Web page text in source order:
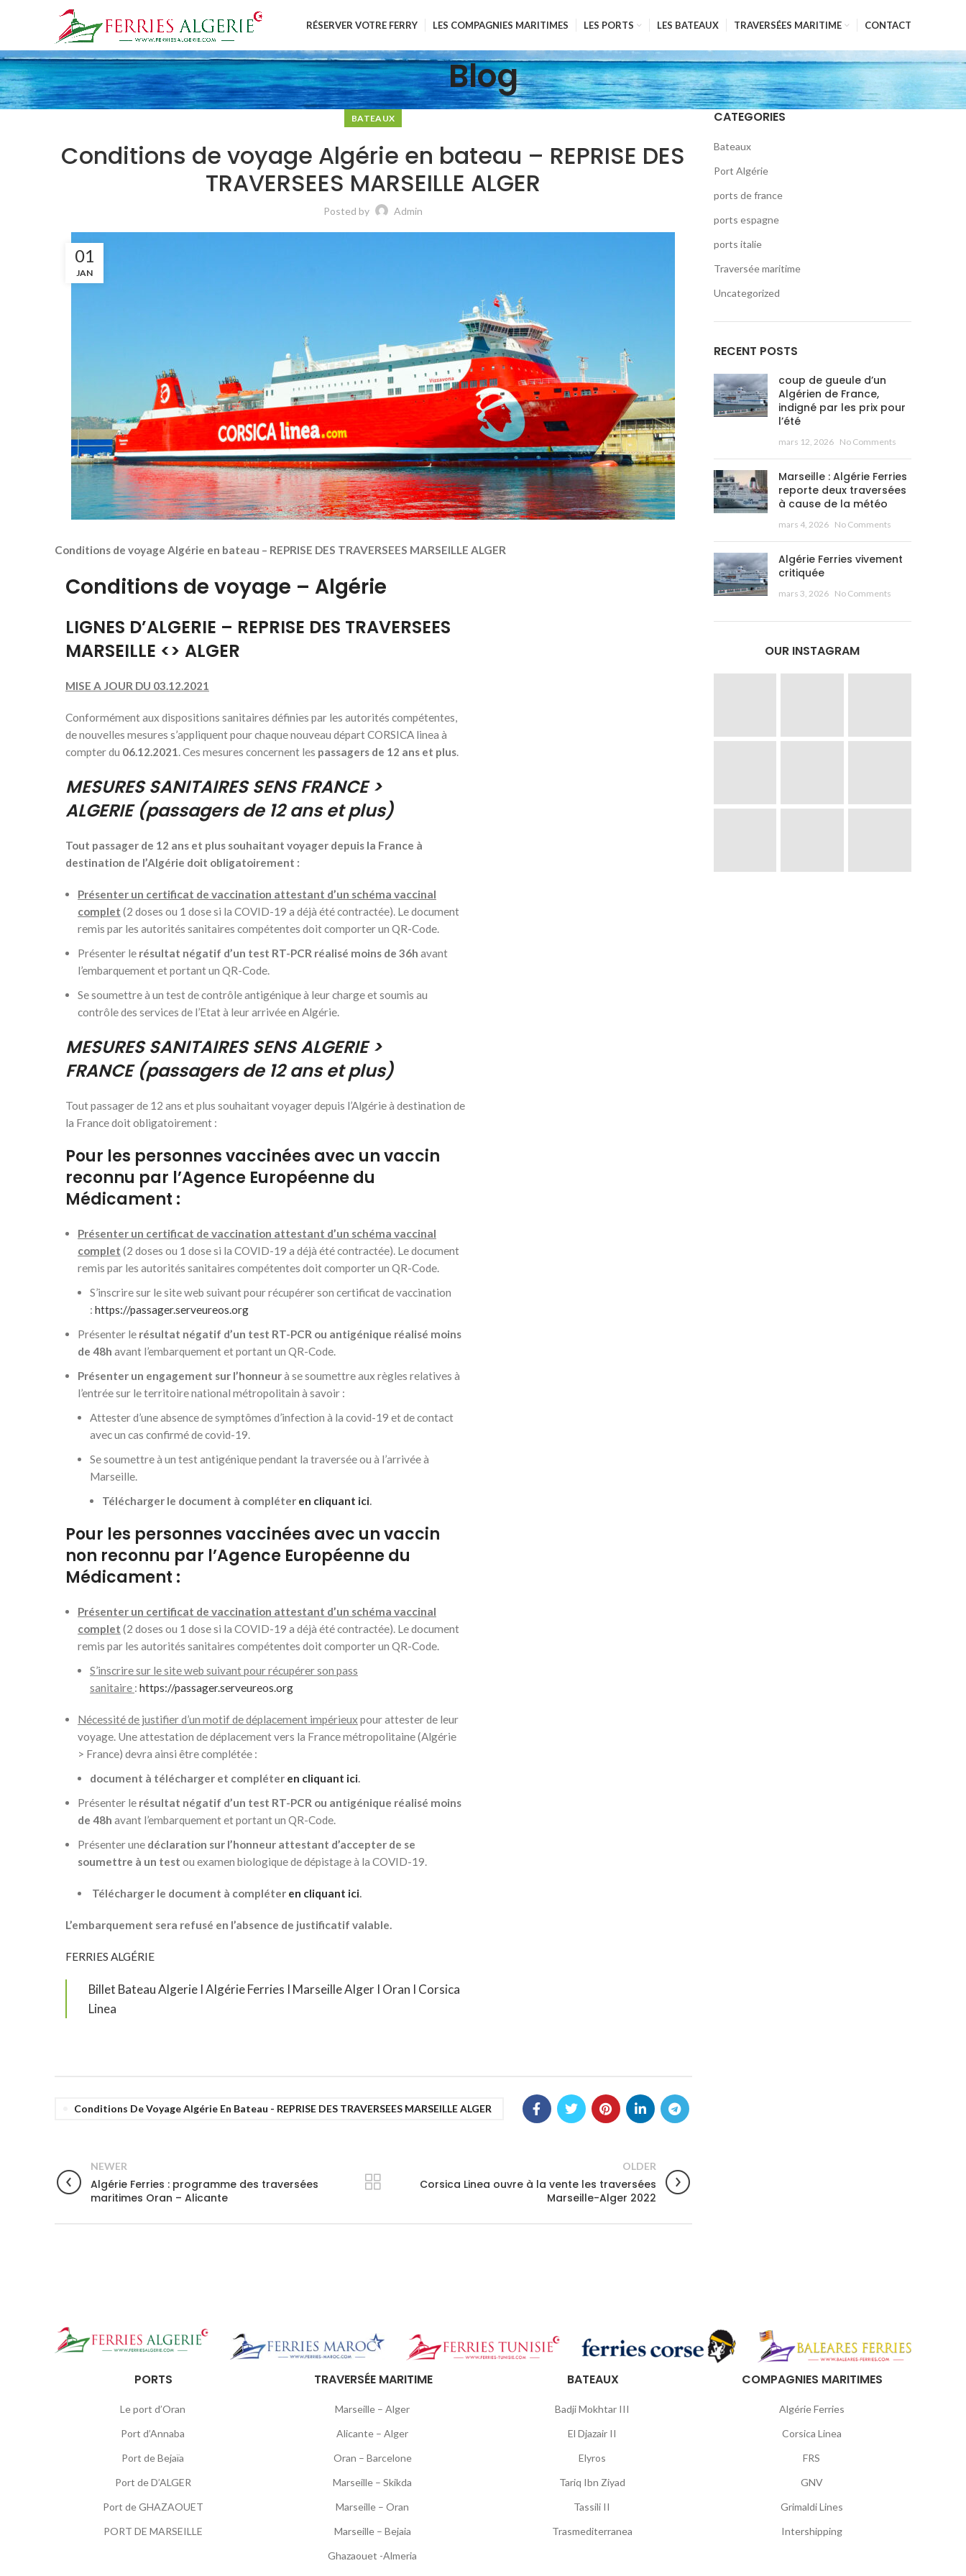
RÉSERVER VOTRE FERRY LES COMPAGNIES MARITIMES LES PORTS LES BATEAUX TRAVERSÉES MARITIME CONTACT
Blog
BATEAUX
Conditions de voyage Algérie en bateau – REPRISE DES
TRAVERSEES MARSEILLE ALGER
Posted by Admin
01
JAN
Conditions de voyage Algérie en bateau – REPRISE DES TRAVERSEES MARSEILLE ALGER
Conditions de voyage – Algérie
LIGNES D’ALGERIE – REPRISE DES TRAVERSEES
MARSEILLE <> ALGER
MISE A JOUR DU 03.12.2021
Conformément aux dispositions sanitaires définies par les autorités compétentes,
de nouvelles mesures s’appliquent pour chaque nouveau départ CORSICA linea à
compter du 06.12.2021. Ces mesures concernent les passagers de 12 ans et plus.
MESURES SANITAIRES SENS FRANCE >
ALGERIE (passagers de 12 ans et plus)
Tout passager de 12 ans et plus souhaitant voyager depuis la France à
destination de l’Algérie doit obligatoirement :
Présenter un certificat de vaccination attestant d’un schéma vaccinal
complet (2 doses ou 1 dose si la COVID-19 a déjà été contractée). Le document
remis par les autorités sanitaires compétentes doit comporter un QR-Code.
Présenter le résultat négatif d’un test RT-PCR réalisé moins de 36h avant
l’embarquement et portant un QR-Code.
Se soumettre à un test de contrôle antigénique à leur charge et soumis au
contrôle des services de l’Etat à leur arrivée en Algérie.
MESURES SANITAIRESSENS ALGERIE >
FRANCE (passagers de 12 ans et plus)
Tout passager de 12 ans et plus souhaitant voyager depuis l’Algérie à destination de
la France doit obligatoirement :
Pour les personnes vaccinées avec un vaccin
reconnu par l’Agence Européenne du
Médicament :
Présenter un certificat de vaccination attestant d’un schéma vaccinal
complet (2 doses ou 1 dose si la COVID-19 a déjà été contractée). Le document
remis par les autorités sanitaires compétentes doit comporter un QR-Code.
S’inscrire sur le site web suivant pour récupérer son certificat de vaccination
: https://passager.serveureos.org
Présenter le résultat négatif d’un test RT-PCR ou antigénique réalisé moins
de 48h avant l’embarquement et portant un QR-Code.
Présenter un engagement sur l’honneurà se soumettre aux règles relatives à
l’entrée sur le territoire national métropolitain à savoir :
Attester d’une absence de symptômes d’infection à la covid-19 et de contact
avec un cas confirmé de covid-19.
Se soumettre à un test antigénique pendant la traversée ou à l’arrivée à
Marseille.
Télécharger le document à compléter en cliquant ici.
Pour les personnes vaccinées avec un vaccin
non reconnu par l’Agence Européenne du
Médicament :
Présenter un certificat de vaccination attestant d’un schéma vaccinal
complet (2 doses ou 1 dose si la COVID-19 a déjà été contractée). Le document
remis par les autorités sanitaires compétentes doit comporter un QR-Code.
S’inscrire sur le site web suivant pour récupérer son pass
sanitaire : https://passager.serveureos.org
Nécessité de justifier d’un motif de déplacement impérieux pour attester de leur
voyage. Une attestation de déplacement vers la France métropolitaine (Algérie
> France) devra ainsi être complétée :
document à télécharger et compléter en cliquant ici.
Présenter le résultat négatif d’un test RT-PCR ou antigénique réalisé moins
de 48h avant l’embarquement et portant un QR-Code.
Présenter une déclaration sur l’honneur attestant d’accepter de se
soumettre à un test ou examen biologique de dépistage à la COVID-19.
Télécharger le document à compléter en cliquant ici.
L’embarquement sera refusé en l’absence de justificatif valable.
FERRIES ALGÉRIE
Billet Bateau Algerie I Algérie Ferries I Marseille Alger I Oran I Corsica
Linea
Conditions De Voyage Algérie En Bateau - REPRISE DES TRAVERSEES MARSEILLE ALGER
NEWER
Algérie Ferries : programme des traversées
maritimes Oran – Alicante
OLDER
Corsica Linea ouvre à la vente les traversées
Marseille-Alger 2022
CATEGORIES
Bateaux
Port Algérie
ports de france
ports espagne
ports italie
Traversée maritime
Uncategorized
RECENT POSTS
coup de gueule d’un
Algérien de France,
indigné par les prix pour
l’été
mars 12, 2026 No Comments
Marseille : Algérie Ferries
reporte deux traversées
à cause de la météo
mars 4, 2026 No Comments
Algérie Ferries vivement
critiquée
mars 3, 2026 No Comments
OUR INSTAGRAM
PORTS
Le port d’Oran
Port d’Annaba
Port de Bejaïa
Port de D’ALGER
Port de GHAZAOUET
PORT DE MARSEILLE
TRAVERSÉE MARITIME
Marseille – Alger
Alicante – Alger
Oran – Barcelone
Marseille – Skikda
Marseille – Oran
Marseille – Bejaia
Ghazaouet -Almeria
BATEAUX
Badji Mokhtar III
El Djazair II
Elyros
Tariq Ibn Ziyad
Tassili II
Trasmediterranea
COMPAGNIES MARITIMES
Algérie Ferries
Corsica Linea
FRS
GNV
Grimaldi Lines
Intershipping